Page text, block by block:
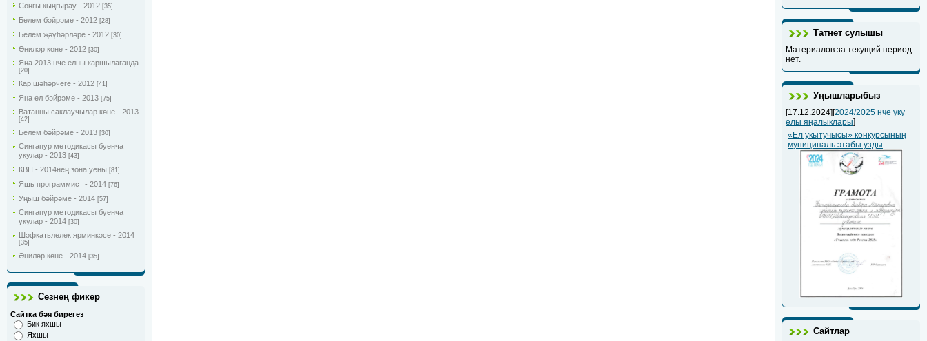
Соңгы кыңгырау - 2012 [35]
Белем бәйрәме - 2012 [28]
Белем җәүһәрләре - 2012 [30]
Әниләр көне - 2012 [30]
Яңа 2013 нче елны каршылаганда
[20]
Кар шәһәрчеге - 2012 [41]
Яңа ел бәйрәме - 2013 [75]
Ватанны саклаучылар көне - 2013
[42]
Белем бәйрәме - 2013 [30]
Сингапур методикасы буенча
укулар - 2013 [43]
КВН - 2014нең зона уены [81]
Яшь программист - 2014 [76]
Уңыш бәйрәме - 2014 [57]
Сингапур методикасы буенча
укулар - 2014 [30]
Шәфкатьлелек ярминкәсе - 2014
[35]
Әниләр көне - 2014 [35]
Сезнең фикер
Сайтка бәя бирегез
Бик яхшы
Яхшы
Татнет сулышы
Материалов за текущий период
нет.
Уңышларыбыз
[17.12.2024][2024/2025 нче уку
елы яңалыклары]
«Ел укытучысы» конкурсының
муниципаль этабы узды
Сайтлар